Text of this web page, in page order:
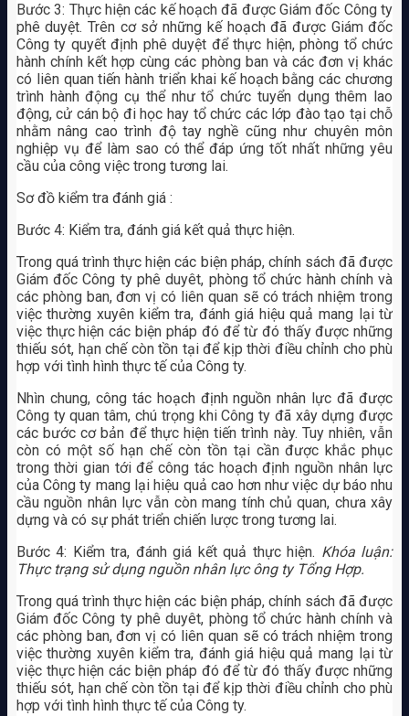
Bước 3: Thực hiện các kế hoạch đã được Giám đốc Công ty
phê duyệt. Trên cơ sở những kế hoạch đã được Giám đốc
Công ty quyết định phê duyệt để thực hiện, phòng tổ chức
hành chính kết hợp cùng các phòng ban và các đơn vị khác
có liên quan tiến hành triển khai kế hoạch bằng các chương
trình hành động cụ thể như tổ chức tuyển dụng thêm lao
động, cử cán bộ đi học hay tổ chức các lớp đào tạo tại chỗ
nhằm nâng cao trình độ tay nghề cũng như chuyên môn
nghiệp vụ để làm sao có thể đáp ứng tốt nhất những yêu
cầu của công việc trong tương lai.
Sơ đồ kiểm tra đánh giá :
Bước 4: Kiểm tra, đánh giá kết quả thực hiện.
Trong quá trình thực hiện các biện pháp, chính sách đã được
Giám đốc Công ty phê duyêt, phòng tổ chức hành chính và
các phòng ban, đơn vị có liên quan sẽ có trách nhiệm trong
việc thường xuyên kiểm tra, đánh giá hiệu quả mang lại từ
việc thực hiện các biện pháp đó để từ đó thấy được những
thiếu sót, hạn chế còn tồn tại để kịp thời điều chỉnh cho phù
hợp với tình hình thực tế của Công ty.
Nhìn chung, công tác hoạch định nguồn nhân lực đã được
Công ty quan tâm, chú trọng khi Công ty đã xây dựng được
các bước cơ bản để thực hiện tiến trình này. Tuy nhiên, vẫn
còn có một số hạn chế còn tồn tại cần được khắc phục
trong thời gian tới để công tác hoạch định nguồn nhân lực
của Công ty mang lại hiệu quả cao hơn như việc dự báo nhu
cầu nguồn nhân lực vẫn còn mang tính chủ quan, chưa xây
dựng và có sự phát triển chiến lược trong tương lai.
Bước 4: Kiểm tra, đánh giá kết quả thực hiện. Khóa luận:
Thực trạng sử dụng nguồn nhân lực ông ty Tổng Hợp.
Trong quá trình thực hiện các biện pháp, chính sách đã được
Giám đốc Công ty phê duyêt, phòng tổ chức hành chính và
các phòng ban, đơn vị có liên quan sẽ có trách nhiệm trong
việc thường xuyên kiểm tra, đánh giá hiệu quả mang lại từ
việc thực hiện các biện pháp đó để từ đó thấy được những
thiếu sót, hạn chế còn tồn tại để kịp thời điều chỉnh cho phù
hợp với tình hình thực tế của Công ty.